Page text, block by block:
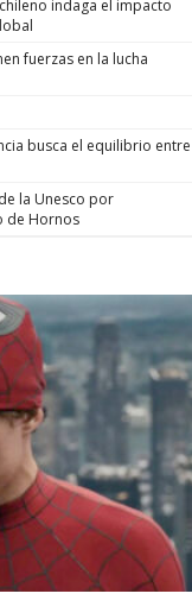
indaga el impacto
fuerzas en la lucha
busca el equilibrio entre
la Unesco por
de Hornos